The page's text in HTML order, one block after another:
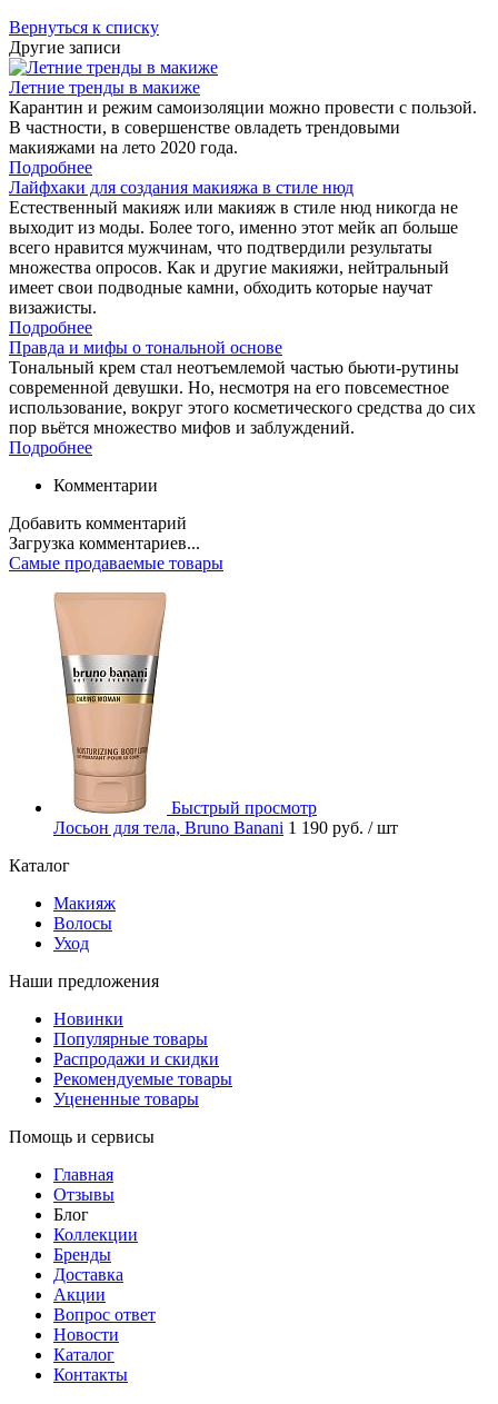
Вернуться к списку
Другие записи
Летние тренды в макиже
Карантин и режим самоизоляции можно провести с пользой.
В частности, в совершенстве овладеть трендовыми
макияжами на лето 2020 года.
Подробнее
Лайфхаки для создания макияжа в стиле нюд
Естественный макияж или макияж в стиле нюд никогда не
выходит из моды. Более того, именно этот мейк ап больше
всего нравится мужчинам, что подтвердили результаты
множества опросов. Как и другие макияжи, нейтральный
имеет свои подводные камни, обходить которые научат
визажисты.
Подробнее
Правда и мифы о тональной основе
Тональный крем стал неотъемлемой частью бьюти-рутины
современной девушки. Но, несмотря на его повсеместное
использование, вокруг этого косметического средства до сих
пор вьётся множество мифов и заблуждений.
Подробнее
Комментарии
Добавить комментарий
Загрузка комментариев...
Самые продаваемые товары
Быстрый просмотр
Лосьон для тела, Bruno Banani 1 190 руб. / шт
Каталог
Макияж
Волосы
Уход
Наши предложения
Новинки
Популярные товары
Распродажи и скидки
Рекомендуемые товары
Уцененные товары
Помощь и сервисы
Главная
Отзывы
Блог
Коллекции
Бренды
Доставка
Акции
Вопрос ответ
Новости
Каталог
Контакты